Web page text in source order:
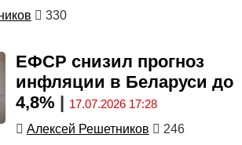
330
ЕФСР снизил прогноз
инфляции в Беларуси до
4,8%
17.07.2026 17:28
Алексей Решетников
246